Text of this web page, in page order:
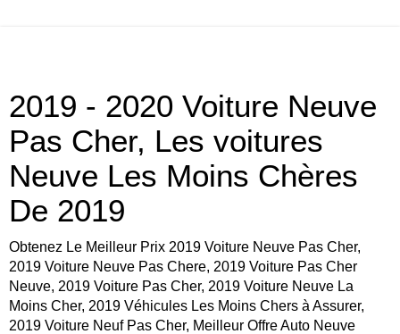
2019 - 2020 Voiture Neuve
Pas Cher, Les voitures
Neuve Les Moins Chères
De 2019
Obtenez Le Meilleur Prix 2019 Voiture Neuve Pas Cher,
2019 Voiture Neuve Pas Chere, 2019 Voiture Pas Cher
Neuve, 2019 Voiture Pas Cher, 2019 Voiture Neuve La
Moins Cher, 2019 Véhicules Les Moins Chers à Assurer,
2019 Voiture Neuf Pas Cher, Meilleur Offre Auto Neuve